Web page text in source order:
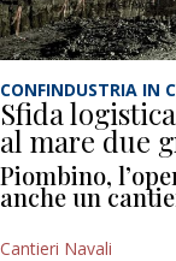
CONFINDUSTRIA IN
Sfida
al mare due
Piombino,
anche un
Cantieri Navali